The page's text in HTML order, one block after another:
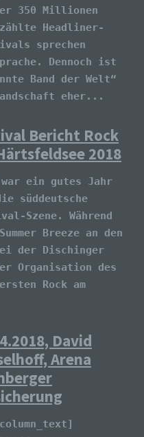
350 Millionen
Headliner-
sprechen
Dennoch ist
Band der Welt“
eher...
Bericht Rock
2018
war ein gutes Jahr
süddeutsche
Szene. Während
Breeze an den
der Dischinger
Organisation des
Rock am
David
Arena